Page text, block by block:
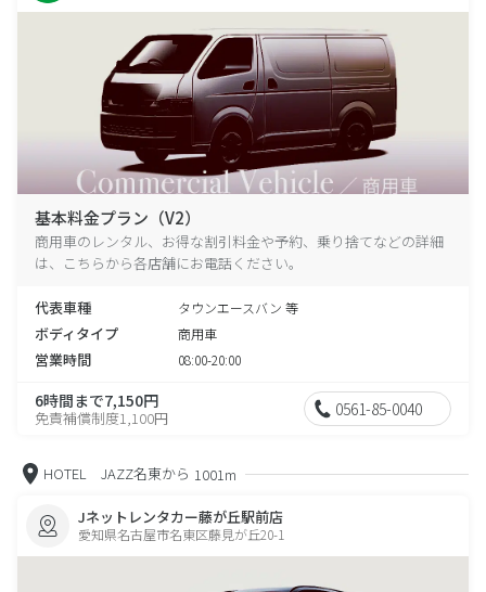
基本料金プラン（V2）
商用車のレンタル、お得な割引料金や予約、乗り捨てなどの詳細
は、こちらから各店舗にお電話ください。
代表車種 タウンエースバン 等
ボディタイプ 商用車
営業時間 08:00-20:00
6時間まで7,150円
免責補償制度1,100円 0561-85-0040
HOTEL JAZZ名東から 1001m
Jネットレンタカー藤が丘駅前店
愛知県名古屋市名東区藤見が丘20-1